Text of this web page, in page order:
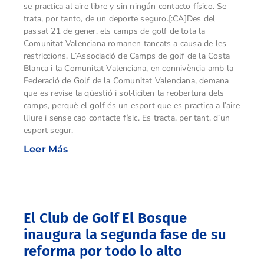
se practica al aire libre y sin ningún contacto físico. Se
trata, por tanto, de un deporte seguro.[:CA]Des del
passat 21 de gener, els camps de golf de tota la
Comunitat Valenciana romanen tancats a causa de les
restriccions. L’Associació de Camps de golf de la Costa
Blanca i la Comunitat Valenciana, en connivència amb la
Federació de Golf de la Comunitat Valenciana, demana
que es revise la qüestió i sol·liciten la reobertura dels
camps, perquè el golf és un esport que es practica a l’aire
lliure i sense cap contacte físic. Es tracta, per tant, d’un
esport segur.
Leer Más
El Club de Golf El Bosque
inaugura la segunda fase de su
reforma por todo lo alto